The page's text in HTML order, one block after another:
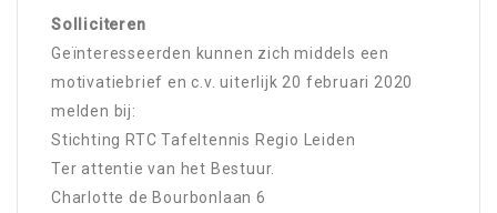
Solliciteren
Geïnteresseerden kunnen zich middels een
motivatiebrief en c.v. uiterlijk 20 februari 2020
melden bij:
Stichting RTC Tafeltennis Regio Leiden
Ter attentie van het Bestuur.
Charlotte de Bourbonlaan 6